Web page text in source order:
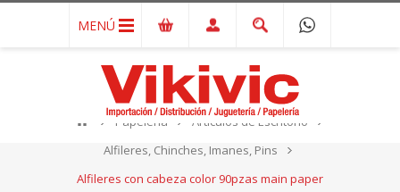
MENÚ
Papelería
Artículos de Escritorio
Alfileres, Chinches, Imanes, Pins
Alfileres con cabeza color 90pzas main paper